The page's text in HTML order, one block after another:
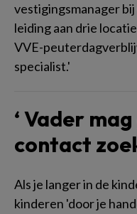
vestigingsmanager
leiding aan drie
VVE-
specialist.'
‘ Vader
contact
Als je langer in de
kinderen 'door je